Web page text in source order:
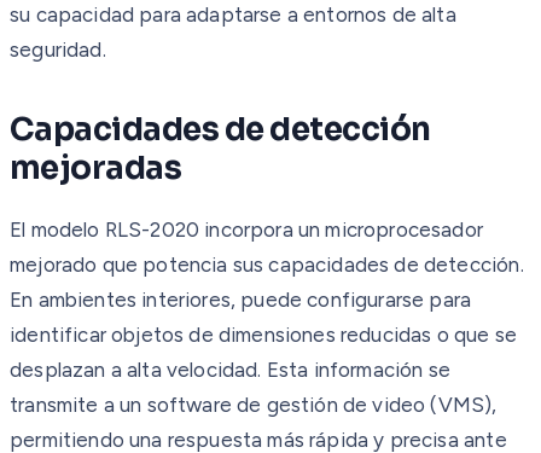
su capacidad para adaptarse a entornos de alta
seguridad.
Capacidades de detección
mejoradas
El modelo RLS-2020 incorpora un microprocesador
mejorado que potencia sus capacidades de detección.
En ambientes interiores, puede configurarse para
identificar objetos de dimensiones reducidas o que se
desplazan a alta velocidad. Esta información se
transmite a un software de gestión de video (VMS),
permitiendo una respuesta más rápida y precisa ante